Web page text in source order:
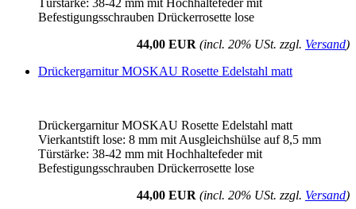
Türstärke: 38-42 mm mit Hochhaltefeder mit
Befestigungsschrauben Drückerrosette lose
44,00 EUR (incl. 20% USt. zzgl. Versand)
Drückergarnitur MOSKAU Rosette Edelstahl matt
Drückergarnitur MOSKAU Rosette Edelstahl matt
Vierkantstift lose: 8 mm mit Ausgleichshülse auf 8,5 mm
Türstärke: 38-42 mm mit Hochhaltefeder mit
Befestigungsschrauben Drückerrosette lose
44,00 EUR (incl. 20% USt. zzgl. Versand)